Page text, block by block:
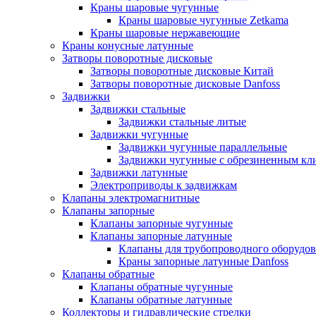
Краны шаровые чугунные
Краны шаровые чугунные Zetkama
Краны шаровые нержавеющие
Краны конусные латунные
Затворы поворотные дисковые
Затворы поворотные дисковые Китай
Затворы поворотные дисковые Danfoss
Задвижки
Задвижки стальные
Задвижки стальные литые
Задвижки чугунные
Задвижки чугунные параллельные
Задвижки чугунные с обрезиненным
Задвижки латунные
Электроприводы к задвижкам
Клапаны электромагнитные
Клапаны запорные
Клапаны запорные чугунные
Клапаны запорные латунные
Клапаны для трубопроводного
Краны запорные латунные Danfoss
Клапаны обратные
Клапаны обратные чугунные
Клапаны обратные латунные
Коллекторы и гидравлические стрелки